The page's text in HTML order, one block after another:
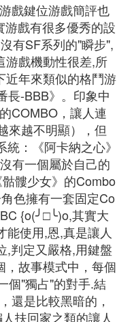
戲鍵位游戲簡評也
戲有很多優秀的設
有SF系列的"瞬步",
游戲機動性很差,所
近年來類似的格鬥游
-BBB》。印象中
COMBO，讓人連
來越不明顯），但
：《阿卡納之心》
有一個屬於自己的
髏少女》的Combo
色擁有一套固定Co
{o(╯□╰)o,其實大
使用,恩,真是讓人
,判定又嚴格,用鍵盤
故事模式中，每個
個"獨占"的對手.結
是比較黑暗的，
扶回家之類的讓人